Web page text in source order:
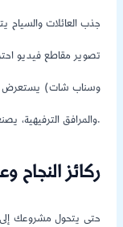
جذب العائلات والسياح
تصوير مقاطع فيديو
وسناب شات) يستعرض
والمرافق الترفيهية، يصنع رغبة فورية بالحجز لدى الجمهور.
ركائز النجاح
حتى يتحول مشروعك إلى